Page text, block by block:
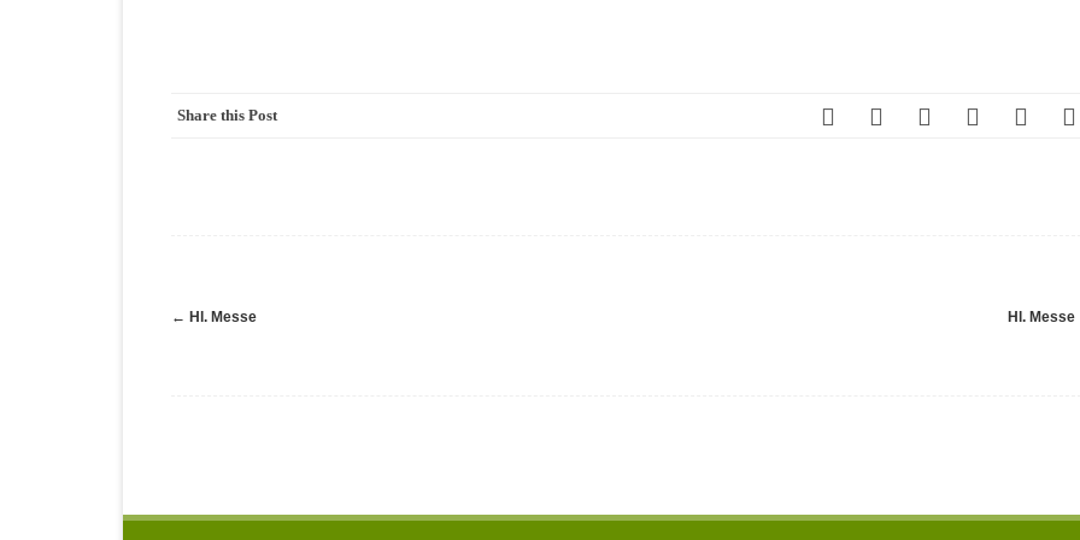
Share this Post
Navigation
← Hl. Messe Hl. Messe